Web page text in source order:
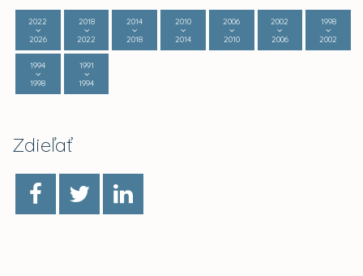
2022
2026
2018
2022
2014
2018
2010
2014
2006
2010
2002
2006
1998
2002
1994
1998
1991
1994
Zdieľať